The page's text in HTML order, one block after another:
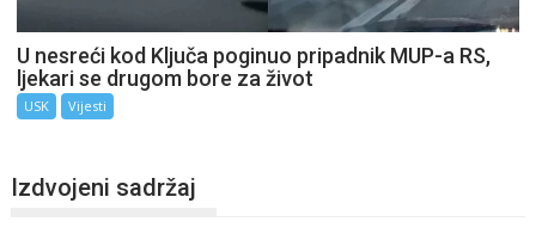
U nesreći kod Ključa poginuo pripadnik MUP-a RS,
ljekari se drugom bore za život
USK Vijesti
Izdvojeni sadržaj